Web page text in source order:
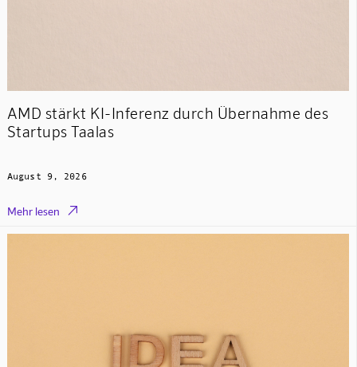
AMD stärkt KI-Inferenz durch Übernahme des
Startups Taalas
August 9, 2026
Mehr lesen 